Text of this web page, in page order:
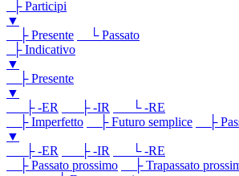
├ Participi
▼
├ Presente
└ Passato
├ Indicativo
▼
├ Presente
▼
├ -ER
├ -IR
└ -RE
├ Imperfetto
├ Futuro semplice
├
▼
├ -ER
├ -IR
└ -RE
├ Passato prossimo
├ Trapassato